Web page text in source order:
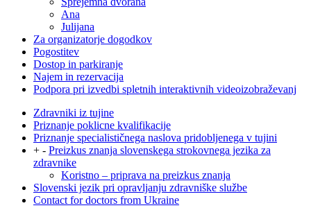
Ana
Julijana
Za organizatorje dogodkov
Pogostitev
Dostop in parkiranje
Najem in rezervacija
Podpora pri izvedbi spletnih interaktivnih videoizobraževanj
Zdravniki iz tujine
Priznanje poklicne kvalifikacije
Priznanje specialističnega naslova pridobljenega v tujini
+ - Preizkus znanja slovenskega strokovnega jezika za
zdravnike
Koristno – priprava na preizkus znanja
Slovenski jezik pri opravljanju zdravniške službe
Contact for doctors from Ukraine